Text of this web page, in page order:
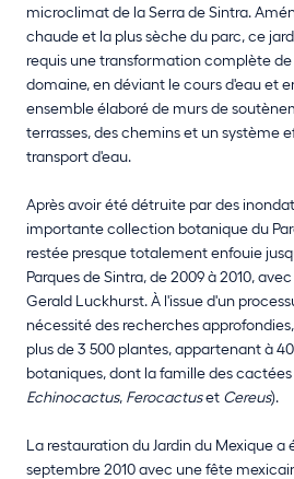
microclimat de la Serra de Sintra.
chaude et la plus sèche du parc, ce
requis une transformation complète
domaine, en déviant le cours d'eau et
ensemble élaboré de murs de
terrasses, des chemins et un système
transport d'eau.
Après avoir été détruite par des
importante collection botanique du
restée presque totalement enfouie
Parques de Sintra, de 2009 à 2010,
Gerald Luckhurst. À l'issue d'un
nécessité des recherches
plus de 3 500 plantes, appartenant à
botaniques, dont la famille des
Echinocactus, Ferocactuset Cereus).
La restauration du Jardin du Mexique a
septembre 2010 avec une fête